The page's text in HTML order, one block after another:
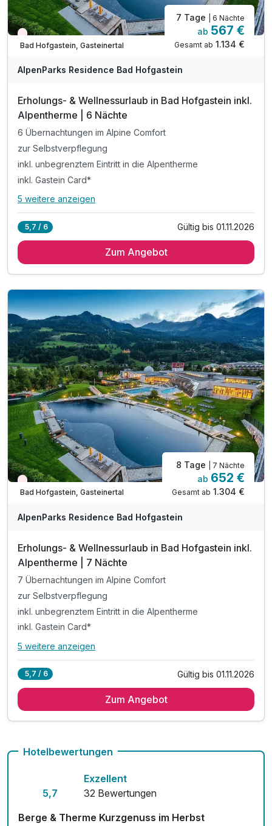
Nur noch Restplätze
Bad Hofgastein, Gasteinertal
7 Tage | 6 Nächte
ab 567 €
Gesamt ab 1.134 €
AlpenParks Residence Bad Hofgastein
Erholungs- & Wellnessurlaub in Bad Hofgastein inkl.
Alpentherme | 6 Nächte
6 Übernachtungen im Alpine Comfort
zur Selbstverpflegung
inkl. unbegrenztem Eintritt in die Alpentherme
inkl. Gastein Card*
Alle Inklusivleistungen
zur Selbstverpflegung
inkl. Nutzung des hauseigenen Saunabereichs
inkl. 1 Tiefgaragenplatz pro Apartment
inkl. Endreinigung
inkl. W-LAN
exklusive Nächtigungs und Mobilitätsabgabe
5 weitere anzeigen
5,7 / 6 Gültig bis 01.11.2026
Zum Angebot
Nur noch Restplätze
Bad Hofgastein, Gasteinertal
8 Tage | 7 Nächte
ab 652 €
Gesamt ab 1.304 €
AlpenParks Residence Bad Hofgastein
Erholungs- & Wellnessurlaub in Bad Hofgastein inkl.
Alpentherme | 7 Nächte
7 Übernachtungen im Alpine Comfort
zur Selbstverpflegung
inkl. unbegrenztem Eintritt in die Alpentherme
inkl. Gastein Card*
Alle Inklusivleistungen
zur Selbstverpflegung
inkl. Nutzung des hauseigenen Saunabereichs
inkl. Endreinigung
inkl. W-LAN
5 weitere anzeigen
5,7 / 6 Gültig bis 01.11.2026
Zum Angebot
Hotelbewertungen
5,7
Exzellent
32 Bewertungen
Berge & Therme Kurzgenuss im Herbst